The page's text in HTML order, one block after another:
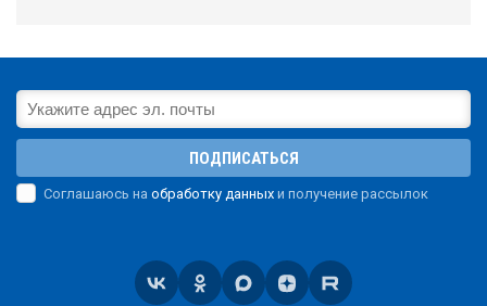
ПОДПИСАТЬСЯ
Соглашаюсь на обработку данных и получение рассылок